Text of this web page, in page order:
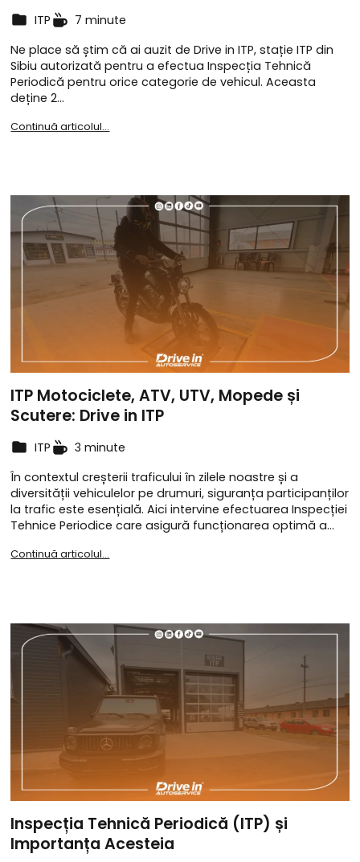
ITP
7 minute
Ne place să știm că ai auzit de Drive in ITP, stație ITP din
Sibiu autorizată pentru a efectua Inspecția Tehnică
Periodică pentru orice categorie de vehicul. Aceasta
deține 2…
Continuă articolul...
ITP Motociclete, ATV, UTV, Mopede și
Scutere: Drive in ITP
ITP
3 minute
În contextul creșterii traficului în zilele noastre și a
diversității vehiculelor pe drumuri, siguranța participanților
la trafic este esențială. Aici intervine efectuarea Inspecției
Tehnice Periodice care asigură funcționarea optimă a…
Continuă articolul...
Inspecția Tehnică Periodică (ITP) și
Importanța Acesteia